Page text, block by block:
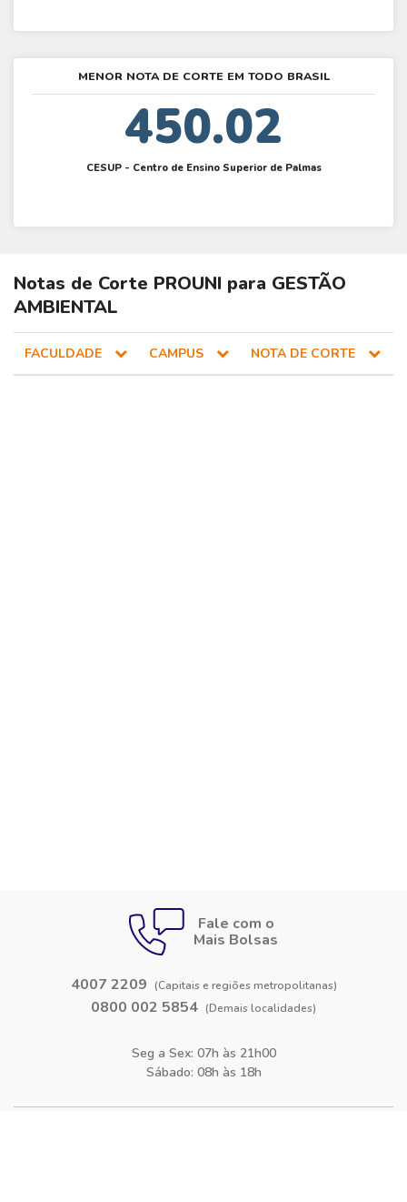
MENOR NOTA DE CORTE EM TODO BRASIL
450.02
CESUP - Centro de Ensino Superior de Palmas
Notas de Corte PROUNI para GESTÃO
AMBIENTAL
FACULDADE CAMPUS NOTA DE CORTE
Fale com o
Mais Bolsas
4007 2209 (Capitais e regiões metropolitanas)
0800 002 5854 (Demais localidades)
Seg a Sex: 07h às 21h00
Sábado: 08h às 18h